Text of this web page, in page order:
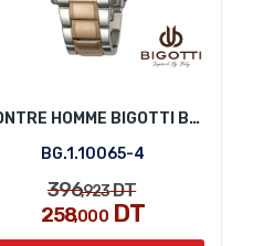
MONTRE HOMME BIGOTTI BG.1.10065-4
BG.1.10065-4
396,923DT
258,000DT